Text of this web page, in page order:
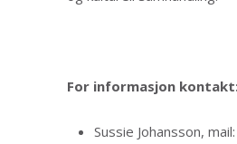
For informasjon
Sussie Johansson, mail: